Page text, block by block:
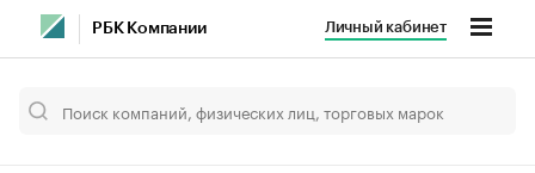
РБК Компании Личный кабинет